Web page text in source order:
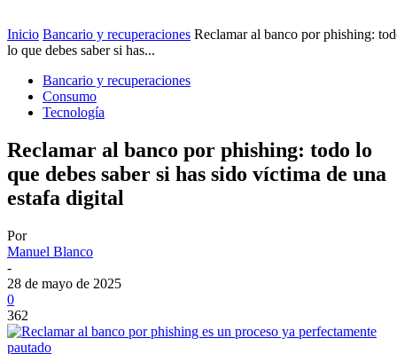
Inicio Bancario y recuperaciones Reclamar al banco por phishing:
lo que debes saber si has...
Bancario y recuperaciones
Consumo
Tecnología
Reclamar al banco por phishing: todo lo
que debes saber si has sido víctima de una
estafa digital
Por
Manuel Blanco
-
28 de mayo de 2025
0
362